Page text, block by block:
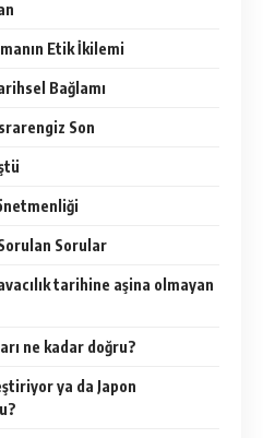
Etik İkilemi
Bağlamı
Son
Sorular
tarihine aşina olmayan
ne kadar doğru?
ya da Japon